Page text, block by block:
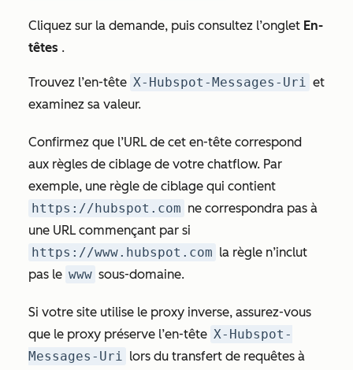
Cliquez sur la demande, puis consultez l’onglet En-
têtes .
Trouvez l’en-tête X-Hubspot-Messages-Uri et
examinez sa valeur.
Confirmez que l’URL de cet en-tête correspond
aux règles de ciblage de votre chatflow. Par
exemple, une règle de ciblage qui contient
https://hubspot.com ne correspondra pas à
une URL commençant par si
https://www.hubspot.com la règle n’inclut
pas le www sous-domaine.
Si votre site utilise le proxy inverse, assurez-vous
que le proxy préserve l’en-tête X-Hubspot-
Messages-Uri lors du transfert de requêtes à